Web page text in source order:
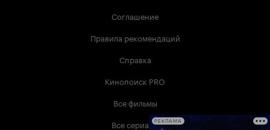
Соглашение
Правила рекомендаций
Справка
Кинопоиск PRO
Все фильмы
Все сериалыРЕКЛАМА